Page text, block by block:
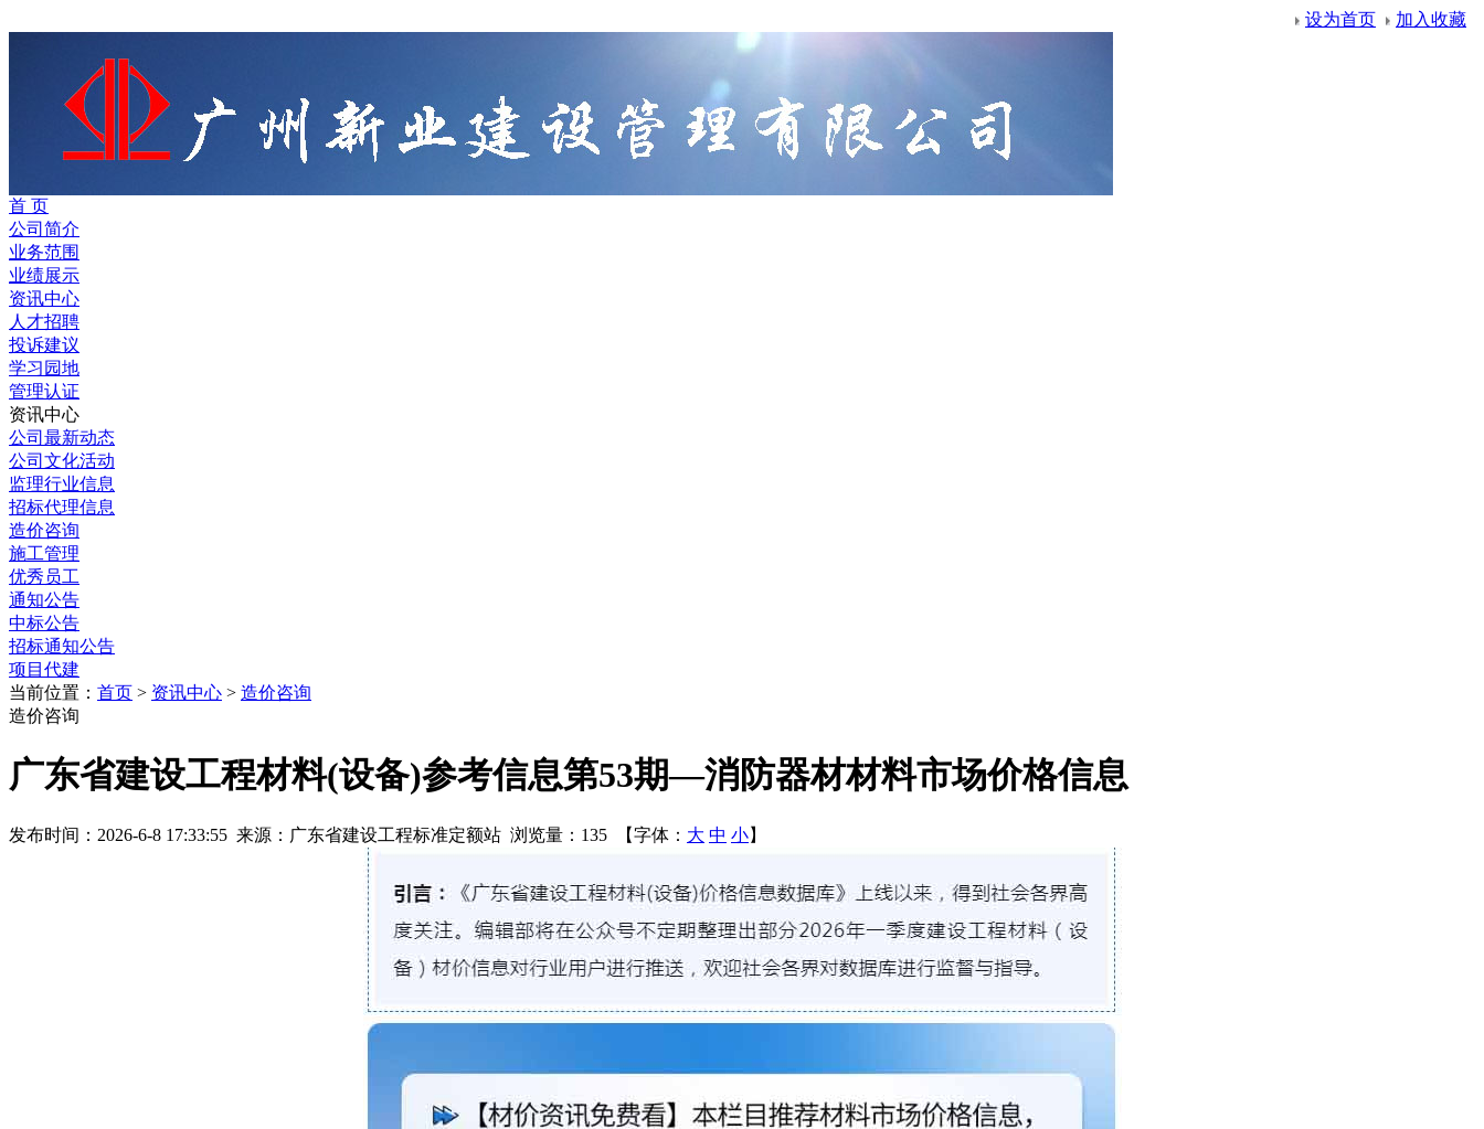
设为首页 加入收藏
首 页
公司简介
业务范围
业绩展示
资讯中心
人才招聘
投诉建议
学习园地
管理认证
资讯中心
公司最新动态
公司文化活动
监理行业信息
招标代理信息
造价咨询
施工管理
优秀员工
通知公告
中标公告
招标通知公告
项目代建
当前位置： 首页 > 资讯中心 > 造价咨询
造价咨询
广东省建设工程材料(设备)参考信息第53期—消防器材材料市场价格信息
发布时间：2026-6-8 17:33:55 来源：广东省建设工程标准定额站 浏览量：135 【字体： 大 中 小】